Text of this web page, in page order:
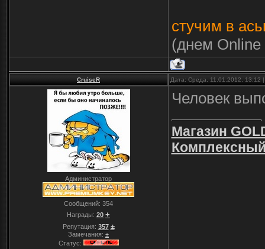
стучим в
(днем Online
CruiseR Дата: Среда, 11.01.2012,
Администратор
Сообщений: 354
Награды: 20 +
Репутация: 357 ±
Замечания: ±
Статус:
Человек
Магазин